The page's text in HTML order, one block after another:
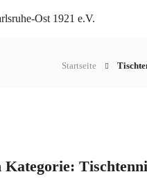
Startseite
Kategorie: